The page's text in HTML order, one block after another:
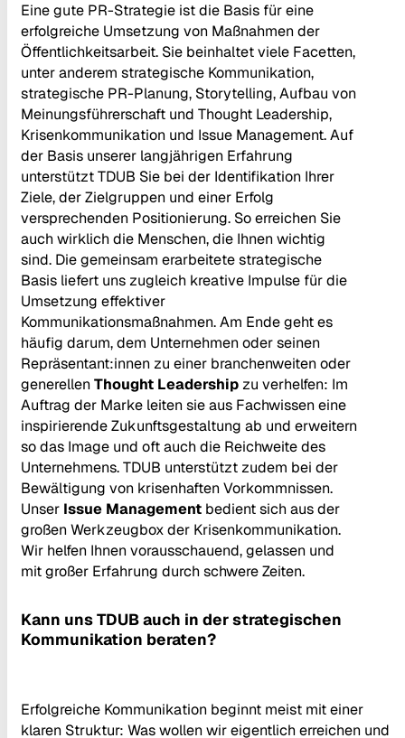
Eine gute PR-Strategie ist die Basis für eine
erfolgreiche Umsetzung von Maßnahmen der
Öffentlichkeitsarbeit. Sie beinhaltet viele Facetten,
unter anderem strategische Kommunikation,
strategische PR-Planung, Storytelling, Aufbau von
Meinungsführerschaft und Thought Leadership,
Krisenkommunikation und Issue Management. Auf
der Basis unserer langjährigen Erfahrung
unterstützt TDUB Sie bei der Identifikation Ihrer
Ziele, der Zielgruppen und einer Erfolg
versprechenden Positionierung. So erreichen Sie
auch wirklich die Menschen, die Ihnen wichtig
sind. Die gemeinsam erarbeitete strategische
Basis liefert uns zugleich kreative Impulse für die
Umsetzung effektiver
Kommunikationsmaßnahmen. Am Ende geht es
häufig darum, dem Unternehmen oder seinen
Repräsentant:innen zu einer branchenweiten oder
generellenThought Leadership zu verhelfen: Im
Auftrag der Marke leiten sie aus Fachwissen eine
inspirierende Zukunftsgestaltung ab und erweitern
so das Image und oft auch die Reichweite des
Unternehmens. TDUB unterstützt zudem bei der
Bewältigung von krisenhaften Vorkommnissen.
Unser Issue Management bedient sich aus der
großen Werkzeugbox der Krisenkommunikation.
Wir helfen Ihnen vorausschauend, gelassen und
mit großer Erfahrung durch schwere Zeiten.
Kann uns TDUB auch in der strategischen
Kommunikation beraten?
Erfolgreiche Kommunikation beginnt meist mit einer
klaren Struktur: Was wollen wir eigentlich erreichen und